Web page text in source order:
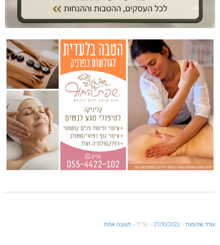
עודד שלומות 27/10/2022
17:50 תגובה אחת